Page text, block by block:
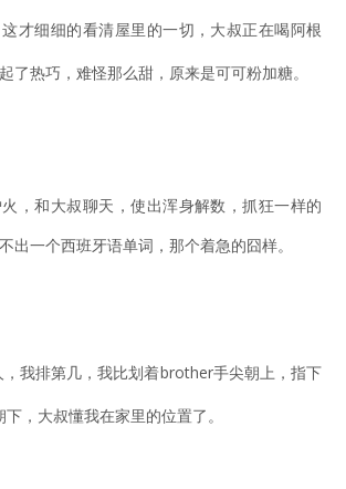
才细细的看清屋里的一切，大叔正在喝阿根
了热巧，难怪那么甜，原来是可可粉加糖。
，和大叔聊天，使出浑身解数，抓狂一样的
出一个西班牙语单词，那个着急的囧样。
我排第几，我比划着brother手尖朝上，指下
，大叔懂我在家里的位置了。